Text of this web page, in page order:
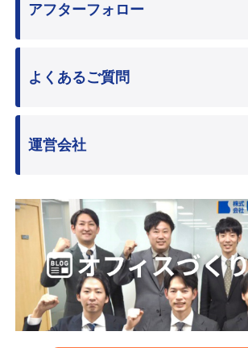
アフターフォロー
よくあるご質問
運営会社